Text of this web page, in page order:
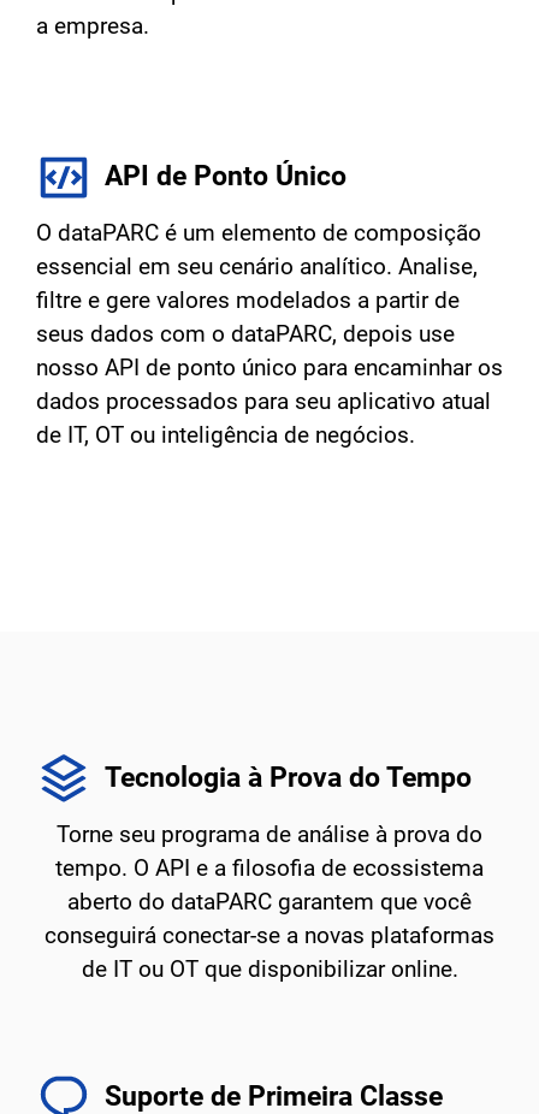
a empresa.
API de Ponto Único
O dataPARC é um elemento de composição
essencial em seu cenário analítico. Analise,
filtre e gere valores modelados a partir de
seus dados com o dataPARC, depois use
nosso API de ponto único para encaminhar os
dados processados para seu aplicativo atual
de IT, OT ou inteligência de negócios.
Tecnologia à Prova do Tempo
Torne seu programa de análise à prova do
tempo. O API e a filosofia de ecossistema
aberto do dataPARC garantem que você
conseguirá conectar-se a novas plataformas
de IT ou OT que disponibilizar online.
Suporte de Primeira Classe